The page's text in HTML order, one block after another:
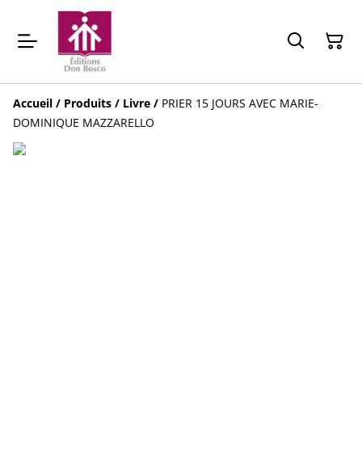
Accueil / Produits / Livre / PRIER 15 JOURS AVEC MARIE-
DOMINIQUE MAZZARELLO